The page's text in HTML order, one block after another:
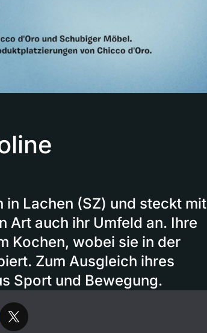
in Lachen (SZ) und steckt mit
Art auch ihr Umfeld an. Ihre
Kochen, wobei sie in der
Zum Ausgleich ihres
Sport und Bewegung.